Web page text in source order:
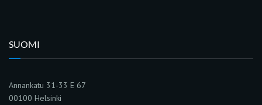
SUOMI
Annankatu 31-33 E 67
00100 Helsinki